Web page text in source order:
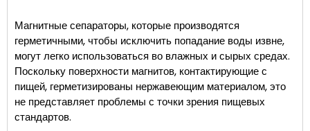
Магнитные сепараторы, которые производятся
герметичными, чтобы исключить попадание воды извне,
могут легко использоваться во влажных и сырых средах.
Поскольку поверхности магнитов, контактирующие с
пищей, герметизированы нержавеющим материалом, это
не представляет проблемы с точки зрения пищевых
стандартов.